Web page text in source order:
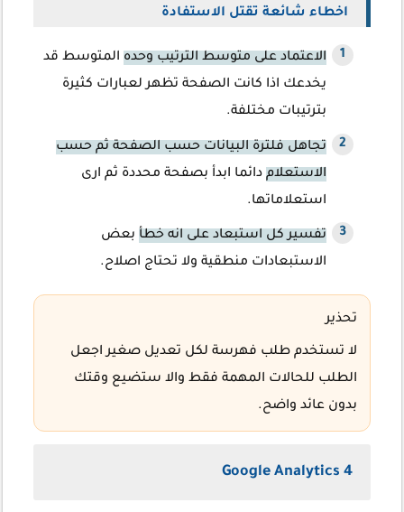
اخطاء شائعة تقتل الاستفادة
الاعتماد على متوسط الترتيب وحده المتوسط قد
يخدعك اذا كانت الصفحة تظهر لعبارات كثيرة
بترتيبات مختلفة.
تجاهل فلترة البيانات حسب الصفحة ثم حسب
الاستعلام دائما ابدأ بصفحة محددة ثم ارى
استعلاماتها.
تفسير كل استبعاد على انه خطأ بعض
الاستبعادات منطقية ولا تحتاج اصلاح.
تحذير
لا تستخدم طلب فهرسة لكل تعديل صغير اجعل
الطلب للحالات المهمة فقط والا ستضيع وقتك
بدون عائد واضح.
Google Analytics 4